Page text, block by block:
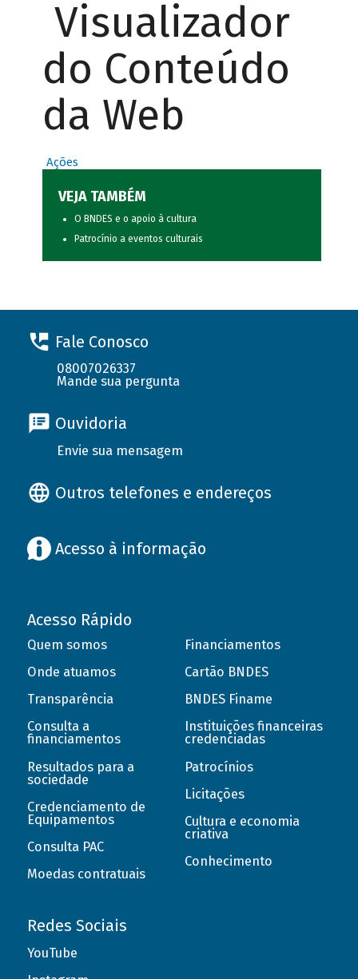
Visualizador
do Conteúdo
da Web
Ações
VEJA TAMBÉM
O BNDES e o apoio à cultura
Patrocínio a eventos culturais
Fale Conosco
08007026337
Mande sua pergunta
Ouvidoria
Envie sua mensagem
Outros telefones e endereços
Acesso à informação
Acesso Rápido
Quem somos
Onde atuamos
Transparência
Consulta a
financiamentos
Resultados para a
sociedade
Credenciamento de
Equipamentos
Consulta PAC
Moedas contratuais
Financiamentos
Cartão BNDES
BNDES Finame
Instituições financeiras
credenciadas
Patrocínios
Licitações
Cultura e economia
criativa
Conhecimento
Redes Sociais
YouTube